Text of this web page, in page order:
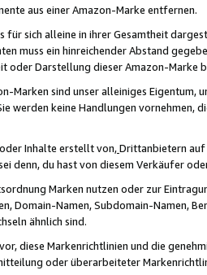
aus einer Amazon-Marke entfernen.
für sich alleine in ihrer Gesamtheit
muss ein hinreichender Abstand
oder Darstellung dieser Amazon-Marke
Marken sind unser alleiniges
werden keine Handlungen vornehmen,
Inhalte erstellt von,Drittanbietern auf
denn, du hast von diesem Verkäufer
Marken nutzen oder zur
Domain-Namen, Subdomain-Namen,
ähnlich sind.
diese Markenrichtlinien und die
oder überarbeiteter